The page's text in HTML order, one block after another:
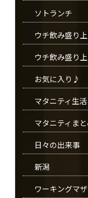
ソトランチ
ウチ飲み盛り
ウチ飲み盛り
お気に入り♪
マタニティ生活
マタニティま
日々の出来事
新潟
ワーキングマ